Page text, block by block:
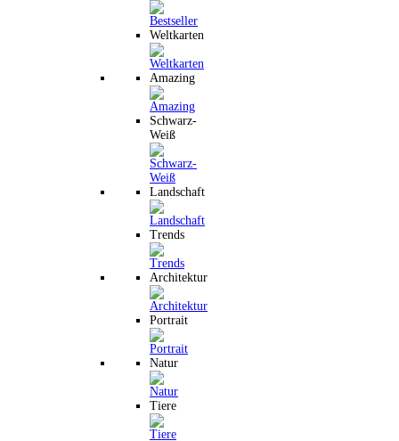
Weltkarten
Amazing
Schwarz-
Weiß
Landschaft
Trends
Architektur
Portrait
Natur
Tiere